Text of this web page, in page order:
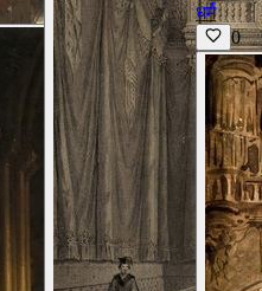
विवरण देखें
धर्म
0